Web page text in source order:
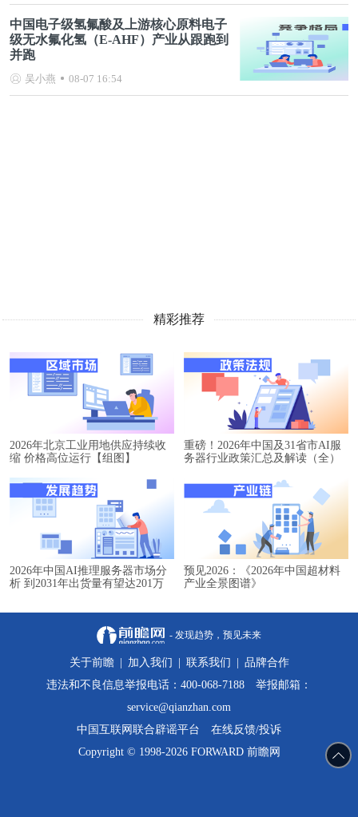
中国电子级氢氟酸及上游核心原料电子
级无水氟化氢（E-AHF）产业从跟跑到
并跑
吴小燕 08-07 16:54
精彩推荐
2026年北京工业用地供应持续收
缩 价格高位运行【组图】
重磅！2026年中国及31省市AI服
务器行业政策汇总及解读（全）
2026年中国AI推理服务器市场分
析 到2031年出货量有望达201万
预见2026：《2026年中国超材料
产业全景图谱》
- 发现趋势，预见未来
关于前瞻 加入我们 联系我们
品牌合作
违法和不良信息举报电话：400-068-7188 举报邮箱：
service@qianzhan.com
中国互联网联合辟谣平台
在线反馈/投诉
Copyright © 1998-2026 FORWARD 前瞻网